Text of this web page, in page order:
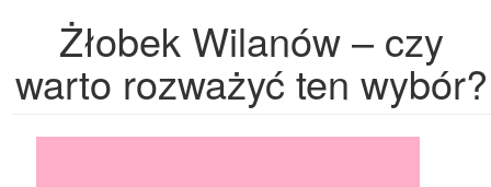
Żłobek Wilanów – czy
warto rozważyć ten wybór?